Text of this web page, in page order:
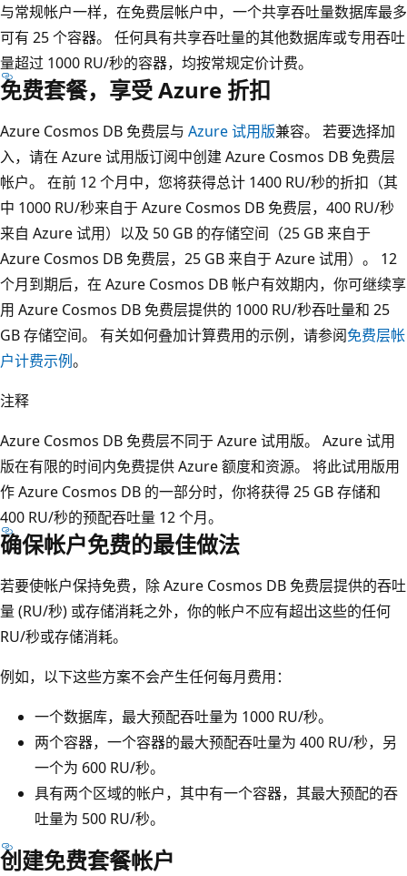
与常规帐户一样，在免费层帐户中，一个共享吞吐量数据库最多
可有 25 个容器。 任何具有共享吞吐量的其他数据库或专用吞吐
量超过 1000 RU/秒的容器，均按常规定价计费。
免费套餐，享受 Azure 折扣
Azure Cosmos DB 免费层与 Azure 试用版兼容。 若要选择加
入，请在 Azure 试用版订阅中创建 Azure Cosmos DB 免费层
帐户。 在前 12 个月中，您将获得总计 1400 RU/秒的折扣（其
中 1000 RU/秒来自于 Azure Cosmos DB 免费层，400 RU/秒
来自 Azure 试用）以及 50 GB 的存储空间（25 GB 来自于
Azure Cosmos DB 免费层，25 GB 来自于 Azure 试用）。 12
个月到期后，在 Azure Cosmos DB 帐户有效期内，你可继续享
用 Azure Cosmos DB 免费层提供的 1000 RU/秒吞吐量和 25
GB 存储空间。 有关如何叠加计算费用的示例，请参阅免费层帐
户计费示例。
注释
Azure Cosmos DB 免费层不同于 Azure 试用版。 Azure 试用
版在有限的时间内免费提供 Azure 额度和资源。 将此试用版用
作 Azure Cosmos DB 的一部分时，你将获得 25 GB 存储和
400 RU/秒的预配吞吐量 12 个月。
确保帐户免费的最佳做法
若要使帐户保持免费，除 Azure Cosmos DB 免费层提供的吞吐
量 (RU/秒) 或存储消耗之外，你的帐户不应有超出这些的任何
RU/秒或存储消耗。
例如，以下这些方案不会产生任何每月费用：
一个数据库，最大预配吞吐量为 1000 RU/秒。
两个容器，一个容器的最大预配吞吐量为 400 RU/秒，另
一个为 600 RU/秒。
具有两个区域的帐户，其中有一个容器，其最大预配的吞
吐量为 500 RU/秒。
创建免费套餐帐户